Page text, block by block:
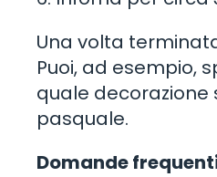
Una volta
Puoi, ad esempio,
quale
pasquale.
Domande